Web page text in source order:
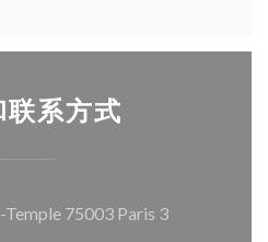
系方式
75003 Paris 3((在新窗口